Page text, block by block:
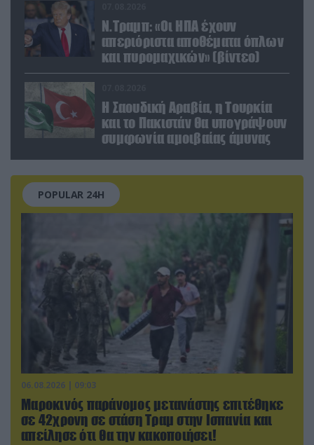
Ν.Τραμπ: «Οι ΗΠΑ έχουν
απεριόριστα αποθέματα όπλων
και πυρομαχικών» (βίντεο)
Η Σαουδική Αραβία, η Τουρκία
και το Πακιστάν θα υπογράψουν
συμφωνία αμοιβαίας άμυνας
POPULAR 24H
06.08.2026 | 09:03
Μαροκινός παράνομος μετανάστης επιτέθηκε
σε 42χρονη σε στάση Τραμ στην Ισπανία και
απείλησε ότι θα την κακοποιήσει!